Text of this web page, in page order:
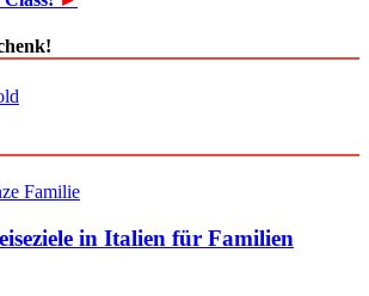
in Italien für Familien